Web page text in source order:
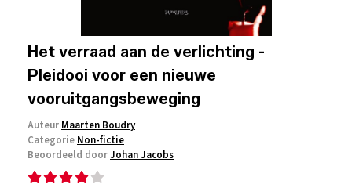
Het verraad aan de verlichting -
Pleidooi voor een nieuwe
vooruitgangsbeweging
Auteur Maarten Boudry
Categorie Non-fictie
Beoordeeld doorJohan Jacobs